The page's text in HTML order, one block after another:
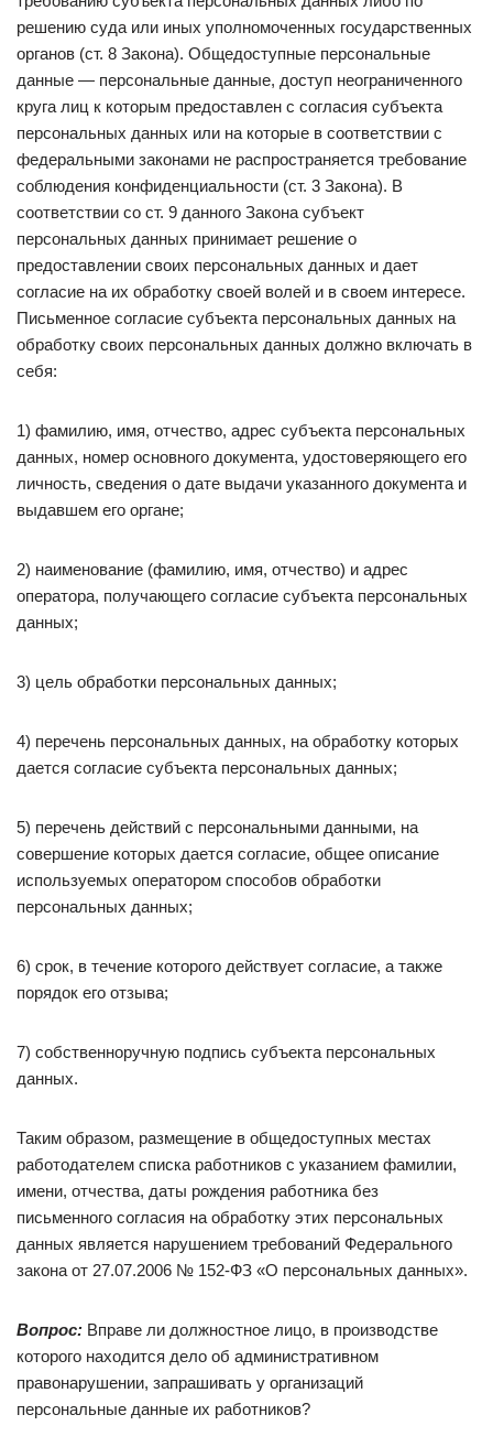
решению суда или иных уполномоченных государственных
органов (ст. 8 Закона). Общедоступные персональные
данные — персональные данные, доступ неограниченного
круга лиц к которым предоставлен с согласия субъекта
персональных данных или на которые в соответствии с
федеральными законами не распространяется требование
соблюдения конфиденциальности (ст. 3 Закона). В
соответствии со ст. 9 данного Закона субъект
персональных данных принимает решение о
предоставлении своих персональных данных и дает
согласие на их обработку своей волей и в своем интересе.
Письменное согласие субъекта персональных данных на
обработку своих персональных данных должно включать в
себя:
1) фамилию, имя, отчество, адрес субъекта персональных
данных, номер основного документа, удостоверяющего его
личность, сведения о дате выдачи указанного документа и
выдавшем его органе;
2) наименование (фамилию, имя, отчество) и адрес
оператора, получающего согласие субъекта персональных
данных;
3) цель обработки персональных данных;
4) перечень персональных данных, на обработку которых
дается согласие субъекта персональных данных;
5) перечень действий с персональными данными, на
совершение которых дается согласие, общее описание
используемых оператором способов обработки
персональных данных;
6) срок, в течение которого действует согласие, а также
порядок его отзыва;
7) собственноручную подпись субъекта персональных
данных.
Таким образом, размещение в общедоступных местах
работодателем списка работников с указанием фамилии,
имени, отчества, даты рождения работника без
письменного согласия на обработку этих персональных
данных является нарушением требований Федерального
закона от 27.07.2006 № 152-ФЗ «О персональных данных».
Вопрос: Вправе ли должностное лицо, в производстве
которого находится дело об административном
правонарушении, запрашивать у организаций
персональные данные их работников?